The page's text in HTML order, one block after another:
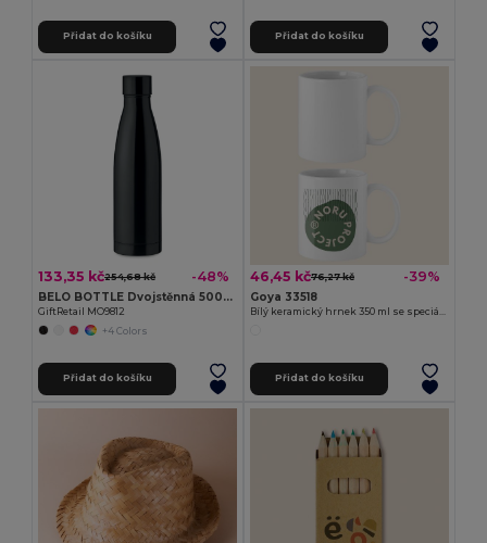
Přidat do košíku Přidat do košíku
133,35 kč254,68 kč -48%
BELO BOTTLE Dvojstěnná 500ml láhev
GiftRetail MO9812
+4 Colors
Přidat do košíku
46,45 kč76,27 kč -39%
Goya 33518
Přidat do košíku